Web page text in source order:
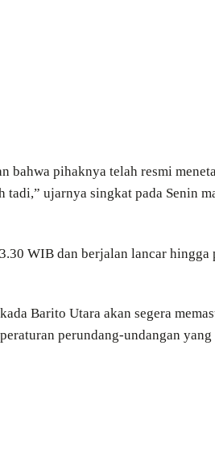
bahwa pihaknya telah resmi
tadi,” ujarnya singkat pada Senin
WIB dan berjalan lancar hingga
Barito Utara akan segera
perundang-undangan